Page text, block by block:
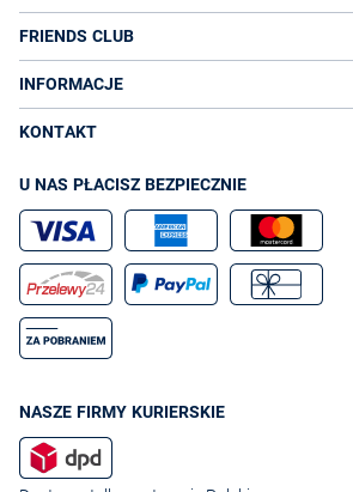
FRIENDS CLUB
INFORMACJE
KONTAKT
U NAS PŁACISZ BEZPIECZNIE
NASZE FIRMY KURIERSKIE